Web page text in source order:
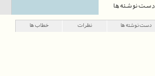
دست‌نوشته‌ها
دست‌نوشته‌ها نظرات خطاب‌ها